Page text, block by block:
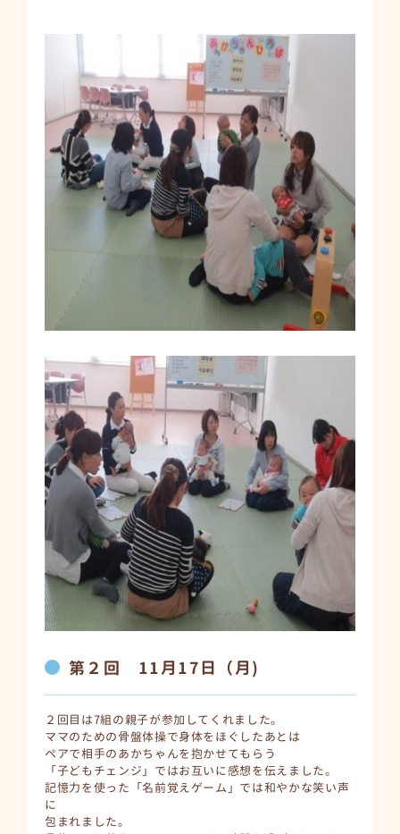
第２回 11月17日（月)
２回目は7組の親子が参加してくれました。
ママのための骨盤体操で身体をほぐしたあとは
ペアで相手のあかちゃんを抱かせてもらう
「子どもチェンジ」ではお互いに感想を伝えました。
記憶力を使った「名前覚えゲーム」では和やかな笑い声
に
包まれました。